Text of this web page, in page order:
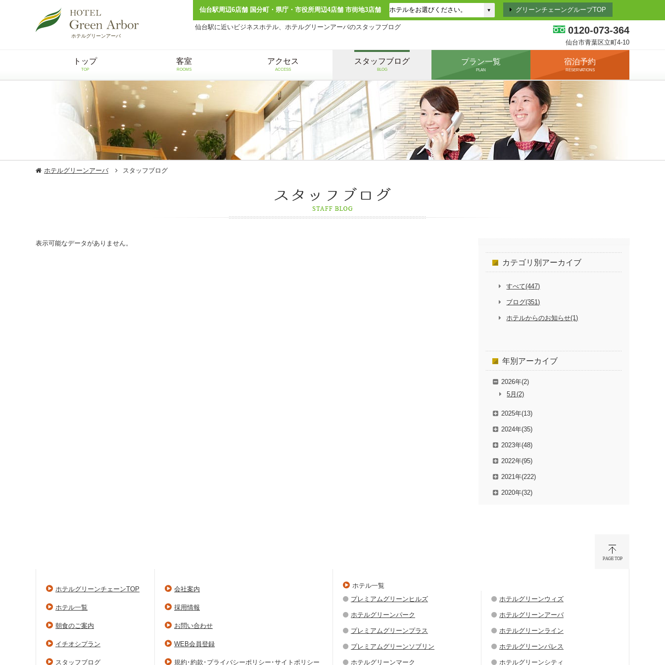
仙台駅周辺6店舗 国分町・県庁・市役所周辺4店舗 市街地3店舗 グリーンチェーングループTOP
ホテルグリーンアーバ
仙台駅に近いビジネスホテル、ホテルグリーンアーバのスタッフブログ 0120-073-364
仙台市青葉区立町4-10
トップ
TOP
客室
ROOMS
アクセス
ACCESS
スタッフブログ
BLOG
プラン一覧
PLAN
宿泊予約
RESERVATIONS
ホテルグリーンアーバ スタッフブログ
表示可能なデータがありません。
カテゴリ別アーカイブ
すべて(447)
ブログ(351)
ホテルからのお知らせ(1)
年別アーカイブ
2026年(2)
5月(2)
2025年(13)
2024年(35)
2023年(48)
2022年(95)
2021年(222)
2020年(32)
ホテルグリーンチェーンTOP
ホテル一覧
朝食のご案内
イチオシプラン
スタッフブログ
会社案内
採用情報
お問い合わせ
WEB会員登録
規約･約款･プライバシーポリシー･サイトポリシー
ホテル一覧
プレミアムグリーンヒルズ
ホテルグリーンパーク
プレミアムグリーンプラス
プレミアムグリーンソブリン
ホテルグリーンマーク
ホテルグリーンウィズ
ホテルグリーンアーバ
ホテルグリーンライン
ホテルグリーンパレス
ホテルグリーンシティ